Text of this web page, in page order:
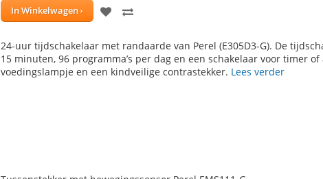
In Winkelwagen
VOEG
AAN
VERLANGLIJST
TE
VERGELIJKEN
24-uur tijdschakelaar met randaarde van Perel (E305D3-G). De
15 minuten, 96 programma’s per dag en een schakelaar voor timer
voedingslampje en een kindveilige contrastekker. Lees verder